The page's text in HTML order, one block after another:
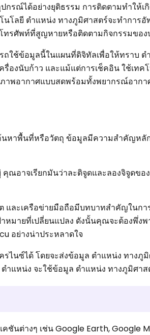
รณ์ได้อย่างยุติธรรม การติดตามทำให้เ
โลยี ตำแหน่ง ทางภูมิศาสตร์จะทำการอั
ทรศัพท์ที่สูญหายหรือติดตามกิจกรรมขอ
ใช้ข้อมูลนี้ในแผนที่ดิจิทัลเพื่อให้ทราบ ต
องนับก้าว และแม้แต่การเช็คอิน ใช้เทค
ภาพอากาศแบบสดพร้อมทั้งพยากรณ์อากา
หาพื้นที่หรือวัตถุ ข้อมูลมีความสำคัญหลั
อาจเรียกมันว่าละติจูดและลองจิจูดขอ
และเครือข่ายมือถือมีบทบาทสำคัญในก
หมายที่เปลี่ยนแปลง ดังนั้นคุณจะต้องพึ่งพ
อย่างน่าประหลาดใจ
ไนซ์ได้ โดยจะส่งข้อมูล ตำแหน่ง ทางภู
ำแหน่ง จะใช้ข้อมูล ตำแหน่ง ทางภูมิศา
นต่างๆ เช่น Google Earth, Google